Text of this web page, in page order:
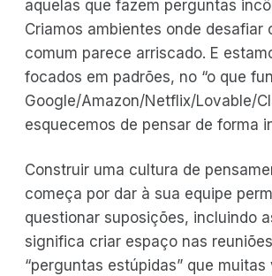
aquelas que fazem perguntas
Criamos ambientes onde desafiar
comum parece arriscado. E
focados em padrões, no “o que
Google/Amazon/Netflix/Lovable/
esquecemos de pensar de forma
Construir uma cultura de
começa por dar à sua equipe
questionar suposições, incluindo
significa criar espaço nas
“perguntas estúpidas” que muitas